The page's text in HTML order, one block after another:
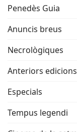
Penedès Guia
Anuncis breus
Necrològiques
Anteriors edicions
Especials
Tempus legendi